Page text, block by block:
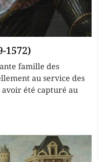
1572)
famille des
au service des
été capturé au